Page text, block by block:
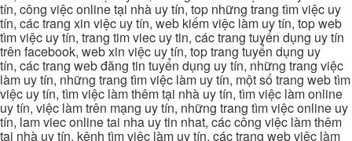
tín, công việc online tại nhà uy tín, top những trang tìm việc uy
tín, các trang xin việc uy tín, web kiếm việc làm uy tín, top web
tìm việc uy tín, trang tim viec uy tin, các trang tuyển dụng uy tín
trên facebook, web xin việc uy tín, top trang tuyển dụng uy
tín, các trang web đăng tin tuyển dụng uy tín, những trang việc
làm uy tín, những trang tìm việc làm uy tín, một số trang web tìm
việc uy tín, tìm việc làm thêm tại nhà uy tín, tìm việc làm online
uy tín, việc làm trên mạng uy tín, những trang tìm việc online uy
tín, lam viec online tai nha uy tin nhat, các công việc làm thêm
tại nhà uy tín, kênh tìm việc làm uy tín, các trang web việc làm